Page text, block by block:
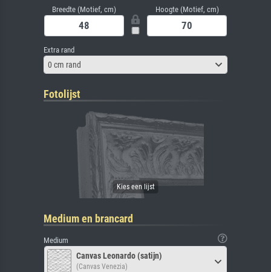
Breedte (Motief, cm) Hoogte (Motief, cm)
Extra rand
0 cm rand
Fotolijst
Medium en brancard
Medium
Canvas Leonardo (satijn)
(Canvas Venezia)